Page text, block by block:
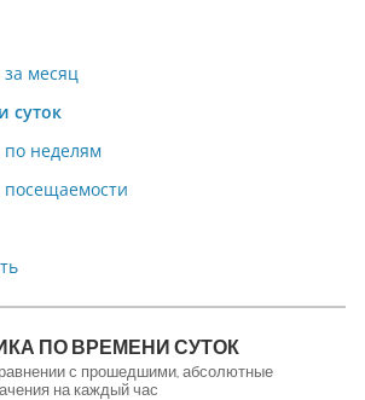
посещаемости
за месяц
суток
по неделям
ПО ВРЕМЕНИ СУТОК
с прошедшими, абсолютные
на каждый час